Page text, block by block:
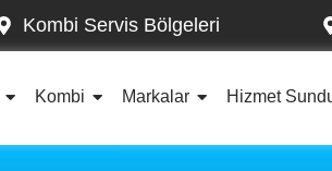
Kombi Servis Bölgeleri
Kombi Markalar Hizmet